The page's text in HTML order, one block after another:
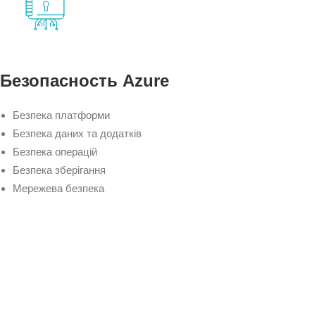
Безопасность Azure
Безпека платформи
Безпека даних та додатків
Безпека операцій
Безпека зберігання
Мережева безпека